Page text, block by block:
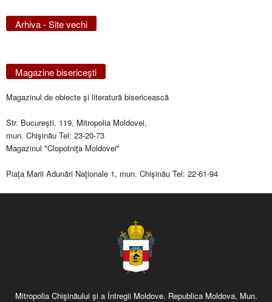
Arhiva - Site vechi
Magazine bisericeşti
Magazinul de obiecte şi literatură bisericească
Str. Bucureşti, 119, Mitropolia Moldovei,
mun. Chişinău Tel: 23-20-73
Magazinul "Clopotniţa Moldovei"
Piaţa Marii Adunări Naţionale 1, mun. Chişinău Tel: 22-61-94
Mitropolia Chişinăului şi a Întregii Moldove. Republica Moldova, Mun.